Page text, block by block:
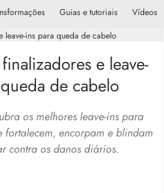
Guias e tutoriais Vídeos
e leave-
de cabelo
os melhores leave-ins para
fortalecem, encorpam e blindam
contra os danos diários.